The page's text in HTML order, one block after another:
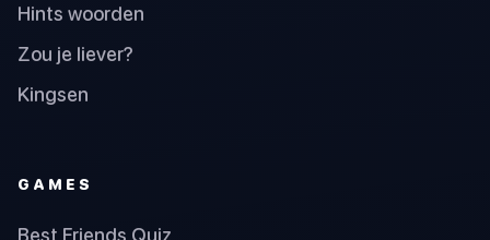
Hints woorden
Zou je liever?
Kingsen
GAMES
Best Friends Quiz